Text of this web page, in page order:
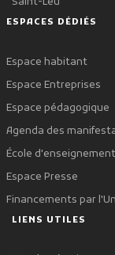
ESPACES DÉDIÉS
Espace habitant
Espace Entreprises
Espace pédagogique
Agenda des
École
Espace Presse
Financements par
LIENS UTILES